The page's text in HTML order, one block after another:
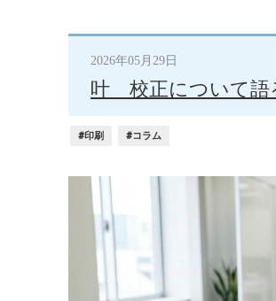
2026年05月29日
叶 校正について語
#印刷 #コラム